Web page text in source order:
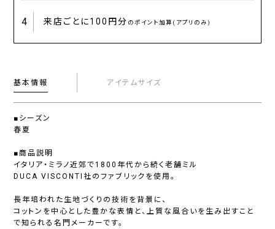
4 来店ごとに100円分 のポイント加算(アプリのみ)
基本情報 アイテムサイズ
■シーズン
春夏
■商品説明
イタリア・ミラノ近郊で1800年代から続く老舗ミル
DUCA VISCONTI社のファブリックを使用。
長年培われた生地づくりの技術を背景に、
コットンを中心とした豊かな表情と、上質な風合いを生み出すこと
で知られる名門メーカーです。